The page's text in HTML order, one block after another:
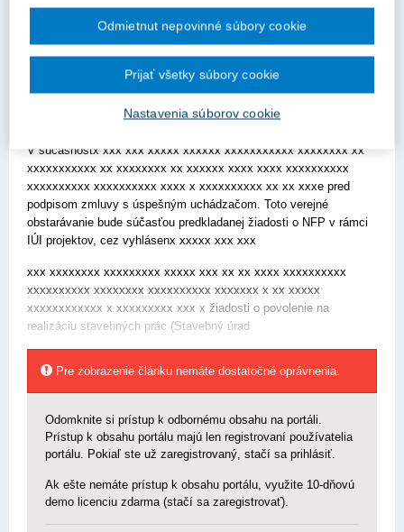
usmernenie v rámci realizovaného verejného obstarávania na
Popis našej situácie:
V súčasnostx xxx xxx xxxxx xxxxxx xxxxxxxxxxx xxxxxxxx xx
xxxxxxxxxxx xx xxxxxxxx xx xxxxxx xxxx xxxx xxxxxxxxxx
xxxxxxxxxx xxxxxxxxxx xxxx x xxxxxxxxxx xx xx xxxe pred
podpisom zmluvy s úspešným uchádzačom. Toto verejné
obstarávanie bude súčasťou predkladanej žiadosti o NFP v rámci
IÚI projektov, cez vyhlásenx xxxxx xxx xxx
xxx xxxxxxxx xxxxxxxxx xxxxx xxx xx xx xxxx xxxxxxxxxx
xxxxxxxxxx xxxxxxxx xxxxxxxxxx xxxxxxx x xx xxxxx
xxxxxxxxxxxx x xxxxxxxxx xxx x žiadosti o povolenie na
realizáciu stavebných prác (Stavebný úrad
Pre zobrazenie článku nemáte dostatočné oprávnenia.
Odomknite si prístup k odbornému obsahu na portáli.
Prístup k obsahu portálu majú len registrovaní používatelia
portálu. Pokiaľ ste už zaregistrovaný, stačí sa prihlásiť.
Ak ešte nemáte prístup k obsahu portálu, využite 10-dňovú
demo licenciu zdarma (stačí sa zaregistrovať).
Nastavenia súborov cookie
Odmietnut nepovinné súbory cookie
Prijať všetky súbory cookie